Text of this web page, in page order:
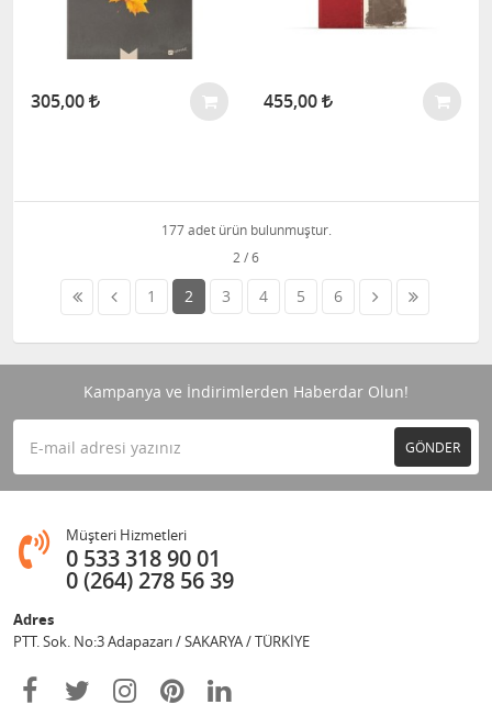
305,00 455,00
177 adet ürün bulunmuştur.
1 2 3 4 5 6
Kampanya ve İndirimlerden Haberdar Olun!
GÖNDER
Müşteri Hizmetleri
0 533 318 90 01
0 (264) 278 56 39
Adres
PTT. Sok. No:3 Adapazarı / SAKARYA / TÜRKİYE